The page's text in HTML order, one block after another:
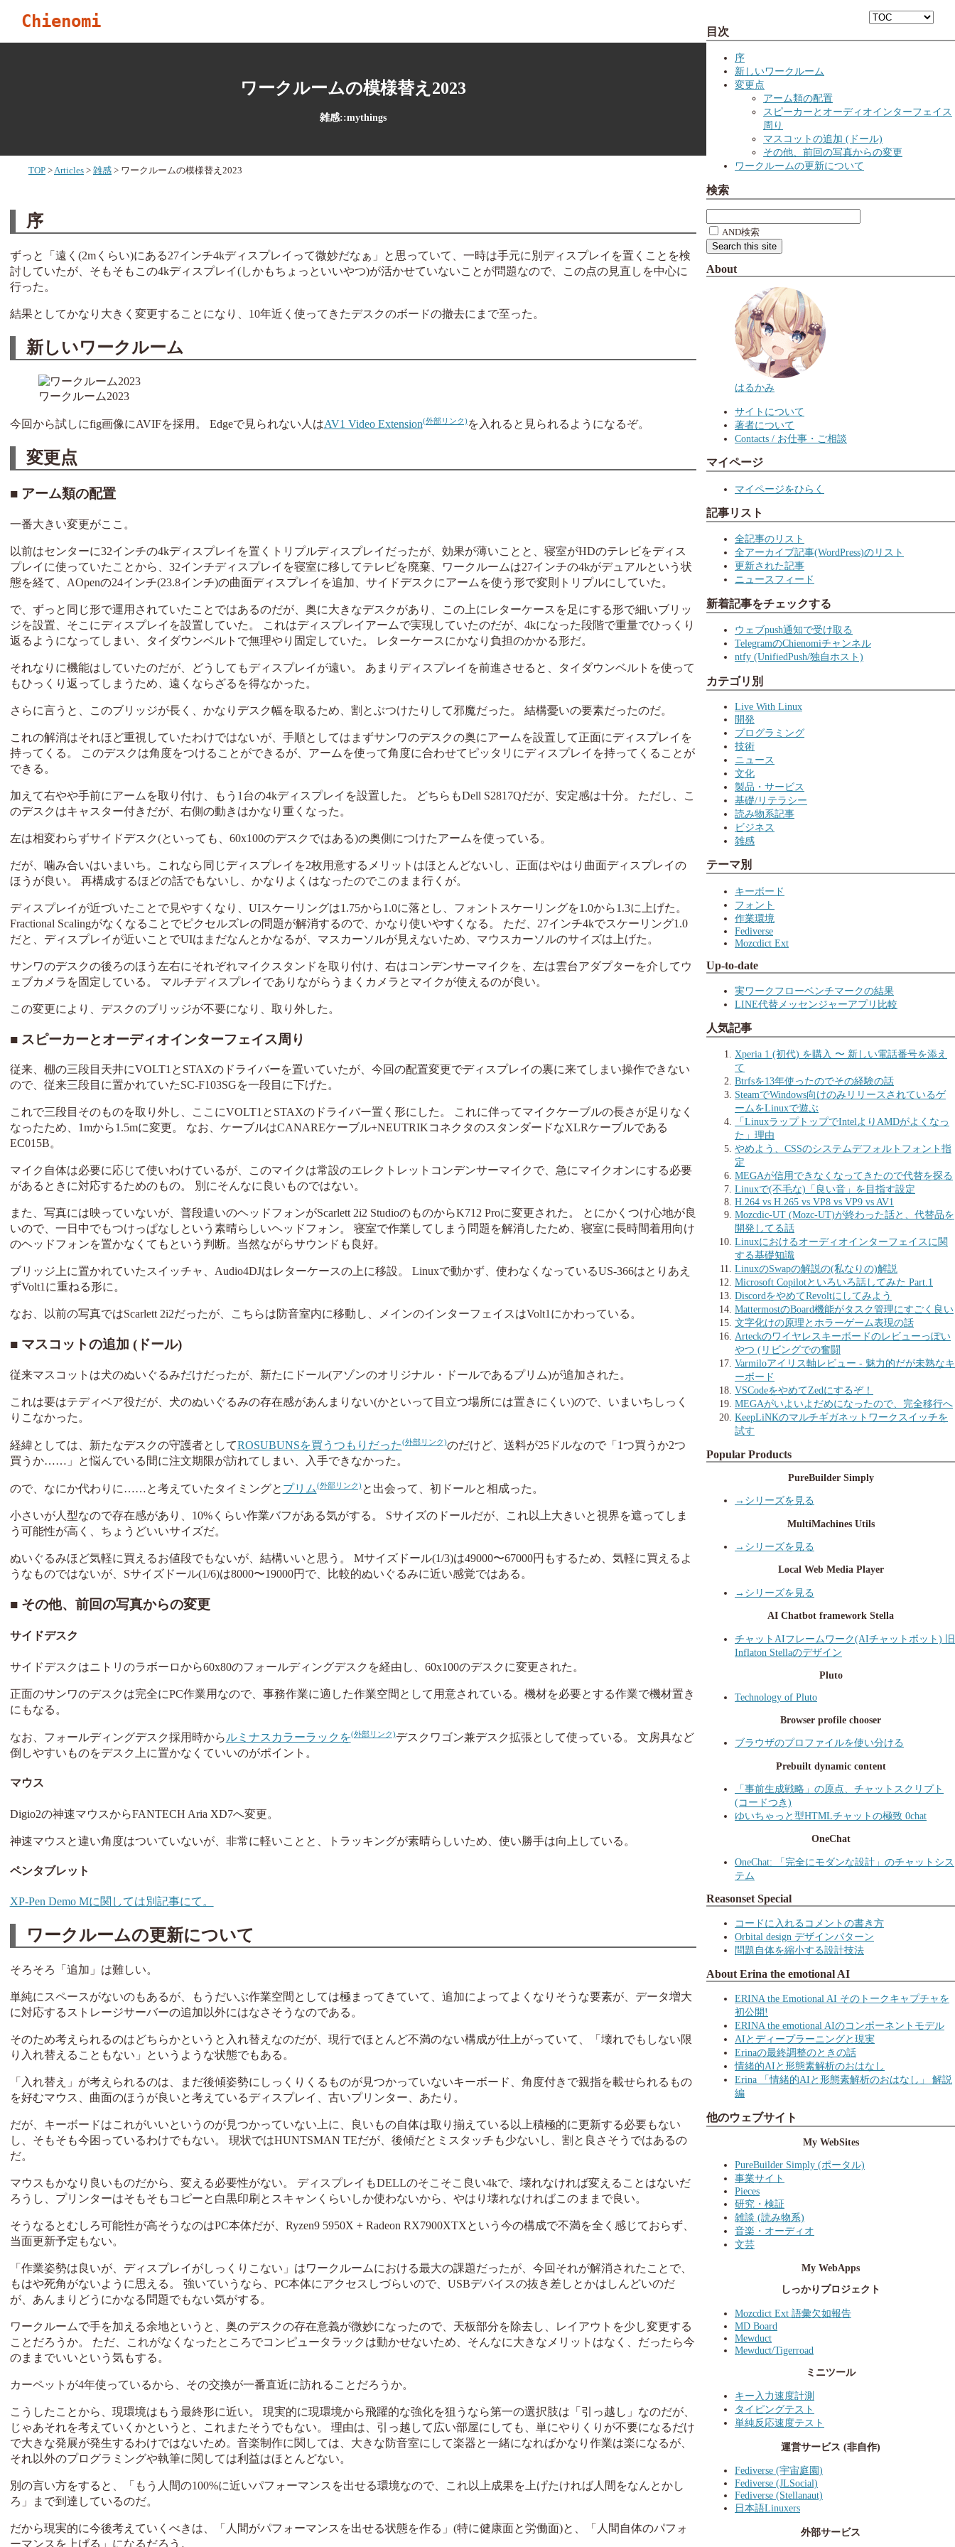
Chienomi
ワークルームの模様替え2023
雑感::mythings
TOP Articles 雑感 ワークルームの模様替え2023
序
ずっと「遠く(2mくらい)にある27インチ4kディスプレイって微妙だなぁ」と思っていて、一時は手元に別ディスプレイを置くことを検
討していたが、そもそもこの4kディスプレイ(しかもちょっといいやつ)が活かせていないことが問題なので、この点の見直しを中心に
行った。
結果としてかなり大きく変更することになり、10年近く使ってきたデスクのボードの撤去にまで至った。
新しいワークルーム
ワークルーム2023
今回から試しにfig画像にAVIFを採用。 Edgeで見られない人はAV1 Video Extension を入れると見られるようになるぞ。
変更点
アーム類の配置
一番大きい変更がここ。
以前はセンターに32インチの4kディスプレイを置くトリプルディスプレイだったが、効果が薄いことと、寝室がHDのテレビをディス
プレイに使っていたことから、32インチディスプレイを寝室に移してテレビを廃棄、ワークルームは27インチの4kがデュアルという状
態を経て、AOpenの24インチ(23.8インチ)の曲面ディスプレイを追加、サイドデスクにアームを使う形で変則トリプルにしていた。
で、ずっと同じ形で運用されていたことではあるのだが、奥に大きなデスクがあり、この上にレターケースを足にする形で細いブリッ
ジを設置、そこにディスプレイを設置していた。 これはディスプレイアームで実現していたのだが、4kになった段階で重量でひっくり
返るようになってしまい、タイダウンベルトで無理やり固定していた。 レターケースにかなり負担のかかる形だ。
それなりに機能はしていたのだが、どうしてもディスプレイが遠い。 あまりディスプレイを前進させると、タイダウンベルトを使って
もひっくり返ってしまうため、遠くならざるを得なかった。
さらに言うと、このブリッジが長く、かなりデスク幅を取るため、割とぶつけたりして邪魔だった。 結構憂いの要素だったのだ。
これの解消はそれほど重視していたわけではないが、手順としてはまずサンワのデスクの奥にアームを設置して正面にディスプレイを
持ってくる。 このデスクは角度をつけることができるが、アームを使って角度に合わせてピッタリにディスプレイを持ってくることが
できる。
加えて右やや手前にアームを取り付け、もう1台の4kディスプレイを設置した。 どちらもDell S2817Qだが、安定感は十分。 ただし、こ
のデスクはキャスター付きだが、右側の動きはかなり重くなった。
左は相変わらずサイドデスク(といっても、60x100のデスクではある)の奥側につけたアームを使っている。
だが、噛み合いはいまいち。これなら同じディスプレイを2枚用意するメリットはほとんどないし、正面はやはり曲面ディスプレイの
ほうが良い。 再構成するほどの話でもないし、かなりよくはなったのでこのまま行くが。
ディスプレイが近づいたことで見やすくなり、UIスケーリングは1.75から1.0に落とし、フォントスケーリングを1.0から1.3に上げた。
Fractional Scalingがなくなることでピクセルズレの問題が解消するので、かなり使いやすくなる。 ただ、27インチ4kでスケーリング1.0
だと、ディスプレイが近いことでUIはまだなんとかなるが、マスカーソルが見えないため、マウスカーソルのサイズは上げた。
サンワのデスクの後ろのほう左右にそれぞれマイクスタンドを取り付け、右はコンデンサーマイクを、左は雲台アダプターを介してウ
ェブカメラを固定している。 マルチディスプレイでありながらうまくカメラとマイクが使えるのが良い。
この変更により、デスクのブリッジが不要になり、取り外した。
スピーカーとオーディオインターフェイス周り
従来、棚の三段目天井にVOLT1とSTAXのドライバーを置いていたが、今回の配置変更でディスプレイの裏に来てしまい操作できない
ので、従来三段目に置かれていたSC-F103SGを一段目に下げた。
これで三段目そのものを取り外し、ここにVOLT1とSTAXのドライバー置く形にした。 これに伴ってマイクケーブルの長さが足りなく
なったため、1mから1.5mに変更。 なお、ケーブルはCANAREケーブル+NEUTRIKコネクタのスタンダードなXLRケーブルである
EC015B。
マイク自体は必要に応じて使いわけているが、このマイクは常設のエレクトレットコンデンサーマイクで、急にマイクオンにする必要
があるときに対応するためのもの。 別にそんなに良いものではない。
また、写真には映っていないが、普段遣いのヘッドフォンがScarlett 2i2 StudioのものからK712 Proに変更された。 とにかくつけ心地が良
いので、一日中でもつけっぱなしという素晴らしいヘッドフォン。 寝室で作業してしまう問題を解消したため、寝室に長時間着用向け
のヘッドフォンを置かなくてもという判断。当然ながらサウンドも良好。
ブリッジ上に置かれていたスイッチャ、Audio4DJはレターケースの上に移設。 Linuxで動かず、使わなくなっているUS-366はとりあえ
ずVolt1に重ねる形に。
なお、以前の写真ではScarlett 2i2だったが、こちらは防音室内に移動し、メインのインターフェイスはVolt1にかわっている。
マスコットの追加 (ドール)
従来マスコットは犬のぬいぐるみだけだったが、新たにドール(アゾンのオリジナル・ドールであるプリム)が追加された。
これは要はテディベア役だが、犬のぬいぐるみの存在感があんまりない(かといって目立つ場所には置きにくい)ので、いまいちしっく
りこなかった。
経緯としては、新たなデスクの守護者としてROSUBUNSを買うつもりだった
のだけど、送料が25ドルなので「1つ買うか2つ
買うか……」と悩んでいる間に注文期限が訪れてしまい、入手できなかった。
ので、なにか代わりに……と考えていたタイミングと プリム と出会って、初ドールと相成った。
小さいが人型なので存在感があり、10%くらい作業バフがある気がする。 Sサイズのドールだが、これ以上大きいと視界を遮ってしま
う可能性が高く、ちょうどいいサイズだ。
ぬいぐるみほど気軽に買えるお値段でもないが、結構いいと思う。 Mサイズドール(1/3)は49000〜67000円もするため、気軽に買えるよ
うなものではないが、Sサイズドール(1/6)は8000〜19000円で、比較的ぬいぐるみに近い感覚ではある。
その他、前回の写真からの変更
サイドデスク
サイドデスクはニトリのラボーロから60x80のフォールディングデスクを経由し、60x100のデスクに変更された。
正面のサンワのデスクは完全にPC作業用なので、事務作業に適した作業空間として用意されている。機材を必要とする作業で機材置き
にもなる。
なお、フォールディングデスク採用時から ルミナスカラーラックを
デスクワゴン兼デスク拡張として使っている。 文房具など
倒しやすいものをデスク上に置かなくていいのがポイント。
マウス
Digio2の神速マウスからFANTECH Aria XD7へ変更。
神速マウスと違い角度はついていないが、非常に軽いことと、トラッキングが素晴らしいため、使い勝手は向上している。
ペンタブレット
XP-Pen Demo Mに関しては別記事にて。
ワークルームの更新について
そろそろ「追加」は難しい。
単純にスペースがないのもあるが、もうだいぶ作業空間としては極まってきていて、追加によってよくなりそうな要素が、データ増大
に対応するストレージサーバーの追加以外にはなさそうなのである。
そのため考えられるのはどちらかというと入れ替えなのだが、現行でほとんど不満のない構成が仕上がっていて、「壊れでもしない限
り入れ替えることもない」というような状態でもある。
「入れ替え」が考えられるのは、まだ後傾姿勢にしっくりくるものが見つかっていないキーボード、角度付きで親指を載せられるもの
を好むマウス、曲面のほうが良いと考えているディスプレイ、古いプリンター、あたり。
だが、キーボードはこれがいいというのが見つかっていない上に、良いもの自体は取り揃えている以上積極的に更新する必要もない
し、そもそも今困っているわけでもない。 現状ではHUNTSMAN TEだが、後傾だとミスタッチも少ないし、割と良さそうではあるの
だ。
マウスもかなり良いものだから、変える必要性がない。 ディスプレイもDELLのそこそこ良い4kで、壊れなければ変えることはないだ
ろうし、プリンターはそもそもコピーと白黒印刷とスキャンくらいしか使わないから、やはり壊れなければこのままで良い。
そうなるとむしろ可能性が高そうなのはPC本体だが、Ryzen9 5950X + Radeon RX7900XTXという今の構成で不満を全く感じておらず、
当面更新予定もない。
「作業姿勢は良いが、ディスプレイがしっくりこない」はワークルームにおける最大の課題だったが、今回それが解消されたことで、
もはや死角がないように思える。 強いていうなら、PC本体にアクセスしづらいので、USBデバイスの抜き差しとかはしんどいのだ
が、あんまりどうにかなる問題でもない気がする。
ワークルームで手を加える余地というと、奥のデスクの存在意義が微妙になったので、天板部分を除去し、レイアウトを少し変更する
ことだろうか。 ただ、これがなくなったところでコンピュータラックは動かせないため、そんなに大きなメリットはなく、だったら今
のままでいいという気もする。
カーペットが4年使っているから、その交換が一番直近に訪れることだろうか。
こうしたことから、現環境はもう最終形に近い。 現実的に現環境から飛躍的な強化を狙うなら第一の選択肢は「引っ越し」なのだが、
じゃあそれを考えていくかというと、これまたそうでもない。 理由は、引っ越して広い部屋にしても、単にやりくりが不要になるだけ
で大きな発展が発生するわけではないため。音楽制作に関しては、大きな防音室にして楽器と一緒になればかなり作業は楽になるが、
それ以外のプログラミングや執筆に関しては利益はほとんどない。
別の言い方をすると、「もう人間の100%に近いパフォーマンスを出せる環境なので、これ以上成果を上げたければ人間をなんとかし
ろ」まで到達しているのだ。
だから現実的に今後考えていくべきは、「人間がパフォーマンスを出せる状態を作る」(特に健康面と労働面)と、「人間自体のパフォ
ーマンスを上げる」になるだろう。
目次
序
新しいワークルーム
変更点
アーム類の配置
スピーカーとオーディオインターフェイス
周り
マスコットの追加 (ドール)
その他、前回の写真からの変更
ワークルームの更新について
検索
AND検索
About
はるかみ
サイトについて
著者について
Contacts / お仕事・ご相談
マイページ
マイページをひらく
記事リスト
全記事のリスト
全アーカイブ記事(WordPress)のリスト
更新された記事
ニュースフィード
新着記事をチェックする
ウェブpush通知で受け取る
TelegramのChienomiチャンネル
ntfy (UnifiedPush/独自ホスト)
カテゴリ別
Live With Linux
開発
プログラミング
技術
ニュース
文化
製品・サービス
基礎/リテラシー
読み物系記事
ビジネス
雑感
テーマ別
キーボード
フォント
作業環境
Fediverse
Mozcdict Ext
Up-to-date
実ワークフローベンチマークの結果
LINE代替メッセンジャーアプリ比較
人気記事
Xperia 1 (初代) を購入 〜 新しい電話番号を添え
て
Btrfsを13年使ったのでその経験の話
SteamでWindows向けのみリリースされているゲ
ームをLinuxで遊ぶ
「LinuxラップトップでIntelよりAMDがよくなっ
た」理由
やめよう、CSSのシステムデフォルトフォント指
定
MEGAが信用できなくなってきたので代替を探る
Linuxで(不毛な)「良い音」を目指す設定
H.264 vs H.265 vs VP8 vs VP9 vs AV1
Mozcdic-UT (Mozc-UT)が終わった話と、代替品を
開発してる話
Linuxにおけるオーディオインターフェイスに関
する基礎知識
LinuxのSwapの解説の(私なりの)解説
Microsoft Copilotといろいろ話してみた Part.1
DiscordをやめてRevoltにしてみよう
MattermostのBoard機能がタスク管理にすごく良い
文字化けの原理とホラーゲーム表現の話
Arteckのワイヤレスキーボードのレビューっぽい
やつ (リビングでの奮闘
Varmiloアイリス軸レビュー - 魅力的だが未熟なキ
ーボード
VSCodeをやめてZedにするぞ！
MEGAがいよいよだめになったので、完全移行へ
KeepLiNKのマルチギガネットワークスイッチを
試す
Popular Products
PureBuilder Simply
→シリーズを見る
MultiMachines Utils
→シリーズを見る
Local Web Media Player
→シリーズを見る
AI Chatbot framework Stella
チャットAIフレームワーク(AIチャットボット) 旧
Inflaton Stellaのデザイン
Pluto
Technology of Pluto
Browser profile chooser
ブラウザのプロファイルを使い分ける
Prebuilt dynamic content
「事前生成戦略」の原点、チャットスクリプト
(コードつき)
ゆいちゃっと型HTMLチャットの極致 0chat
OneChat
OneChat: 「完全にモダンな設計」のチャットシス
テム
Reasonset Special
コードに入れるコメントの書き方
Orbital design デザインパターン
問題自体を縮小する設計技法
About Erina the emotional AI
ERINA the Emotional AI そのトークキャプチャを
初公開!
ERINA the emotional AIのコンポーネントモデル
AIとディープラーニングと現実
Erinaの最終調整のときの話
情緒的AIと形態素解析のおはなし
Erina 「情緒的AIと形態素解析のおはなし」 解説
編
他のウェブサイト
My WebSites
PureBuilder Simply (ポータル)
事業サイト
Pieces
研究・検証
雑談 (読み物系)
音楽・オーディオ
文芸
My WebApps
しっかりプロジェクト
Mozcdict Ext 語彙欠如報告
MD Board
Mewduct
Mewduct/Tigerroad
ミニツール
キー入力速度計測
タイピングテスト
単純反応速度テスト
運営サービス (非自作)
Fediverse (宇宙庭園)
Fediverse (JLSocial)
Fediverse (Stellanaut)
日本語Linuxers
外部サービス